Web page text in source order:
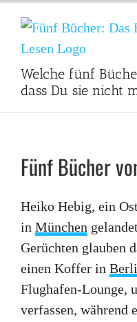
Inhalt
springen
Welche fünf
dass Du sie nicht
Fünf Bücher
Heiko Hebig, ein
in München
Gerüchten glauben
einen Koffer in
Flughafen-Lounge,
verfassen, während